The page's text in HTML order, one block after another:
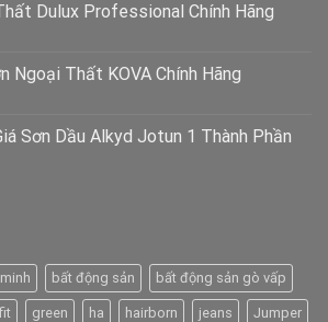
Dulux Professional Chính Hãng
Ngoại Thất KOVA Chính Hãng
Sơn Dầu Alkyd Jotun 1 Thành Phần
bất động sản bất động sản gò vấp
fit green ha hairborn jeans Jumper